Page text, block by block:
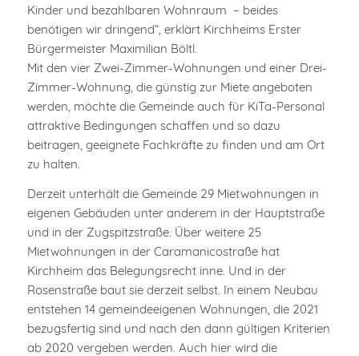
Kinder und bezahlbaren Wohnraum – beides
benötigen wir dringend“, erklärt Kirchheims Erster
Bürgermeister Maximilian Böltl.
Mit den vier Zwei-Zimmer-Wohnungen und einer Drei-
Zimmer-Wohnung, die günstig zur Miete angeboten
werden, möchte die Gemeinde auch für KiTa-Personal
attraktive Bedingungen schaffen und so dazu
beitragen, geeignete Fachkräfte zu finden und am Ort
zu halten.
Derzeit unterhält die Gemeinde 29 Mietwohnungen in
eigenen Gebäuden unter anderem in der Hauptstraße
und in der Zugspitzstraße. Über weitere 25
Mietwohnungen in der Caramanicostraße hat
Kirchheim das Belegungsrecht inne. Und in der
Rosenstraße baut sie derzeit selbst. In einem Neubau
entstehen 14 gemeindeeigenen Wohnungen, die 2021
bezugsfertig sind und nach den dann gültigen Kriterien
ab 2020 vergeben werden. Auch hier wird die